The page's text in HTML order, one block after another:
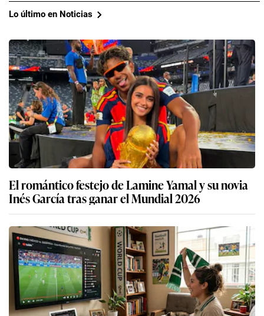
Lo último en Noticias
El romántico festejo de Lamine Yamal y su novia
Inés García tras ganar el Mundial 2026